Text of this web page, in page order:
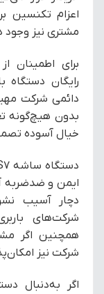
اعزام تکنسین
مشتری نیز وجود
برای اطمینان
رایگان
دائمی شرکت
بدون هیچ‌گونه
خیال آسوده
ایمن و ضدضربه
دچار آسیب
شرکت‌های
همچنین اگر
شرکت نیز
اگر به‌دنبال